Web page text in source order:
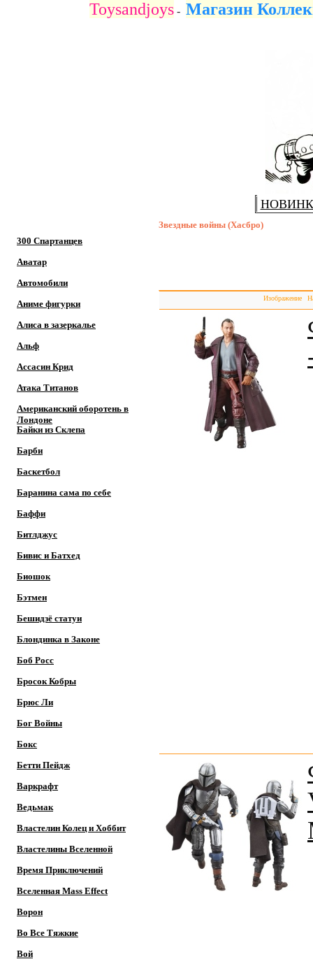
Toysandjoys - Магазин
300 Спартанцев
Аватар
Автомобили
Аниме фигурки
Алиса в зазеркалье
Альф
Ассасин Крид
Атака Титанов
Американский оборотень в
Лондоне
Байки из Склепа
Барби
Баскетбол
Баранина сама по себе
Баффи
Битлджус
Бивис и Батхед
Биошок
Бэтмен
Бешидзё статуи
Блондинка в Законе
Боб Росс
Бросок Кобры
Брюс Ли
Бог Войны
Бокс
Бетти Пейдж
Варкрафт
Ведьмак
Властелин Колец и Хоббит
Властелины Вселенной
Время Приключений
Вселенная Mass Effect
Ворон
Во Все Тяжкие
Вой
Звездные войны (Хасбро)
Изображение